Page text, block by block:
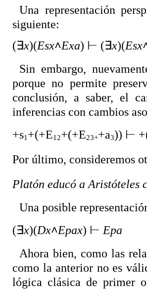
Una representación
siguiente:
(∃x)(Esx˄Exa) ⊢ (∃x)(Esx
Sin embargo,
porque no permite
conclusión, a saber, el
inferencias con cambios
+s1 +(+E12+(+E23++a3)) ⊢
Por último, consideremos
Platón educó a Aristóteles
Una posible
(∃x)(Dx˄Epax) ⊢ Epa
Ahora bien, como las
como la anterior no es
lógica clásica de primer